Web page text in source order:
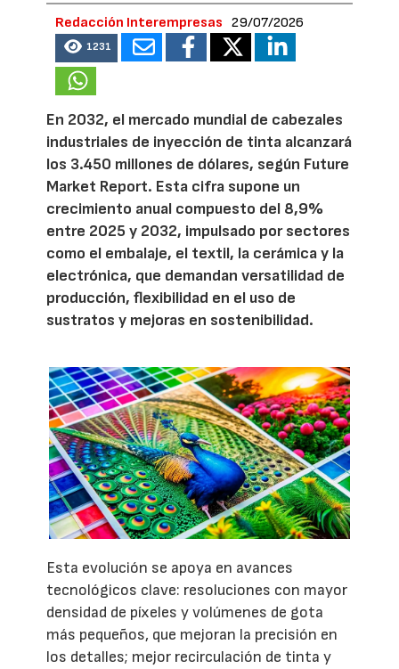
Redacción Interempresas 29/07/2026
1231
En 2032, el mercado mundial de cabezales
industriales de inyección de tinta alcanzará
los 3.450 millones de dólares, según Future
Market Report. Esta cifra supone un
crecimiento anual compuesto del 8,9%
entre 2025 y 2032, impulsado por sectores
como el embalaje, el textil, la cerámica y la
electrónica, que demandan versatilidad de
producción, flexibilidad en el uso de
sustratos y mejoras en sostenibilidad.
Esta evolución se apoya en avances
tecnológicos clave: resoluciones con mayor
densidad de píxeles y volúmenes de gota
más pequeños, que mejoran la precisión en
los detalles; mejor recirculación de tinta y